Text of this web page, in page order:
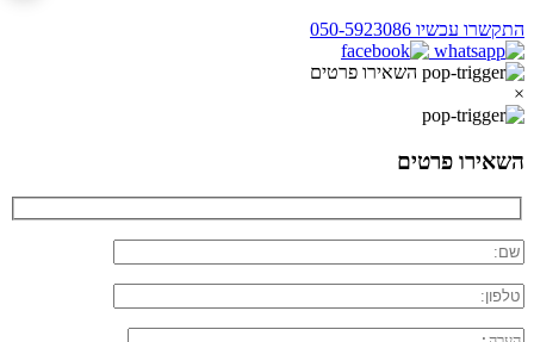
התקשרו עכשיו 050-5923086
השאירו פרטים
×
השאירו פרטים